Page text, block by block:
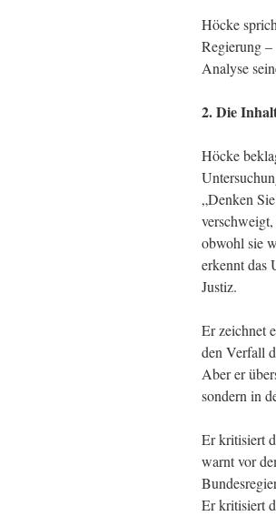
Höcke
Regierung –
Analyse
2. Die
Höcke
„Denken
obwohl sie
erkennt das
Justiz.
Er zeichnet
den Verfall
Aber er
sondern in
Er kritisiert
warnt vor
Er kritisiert